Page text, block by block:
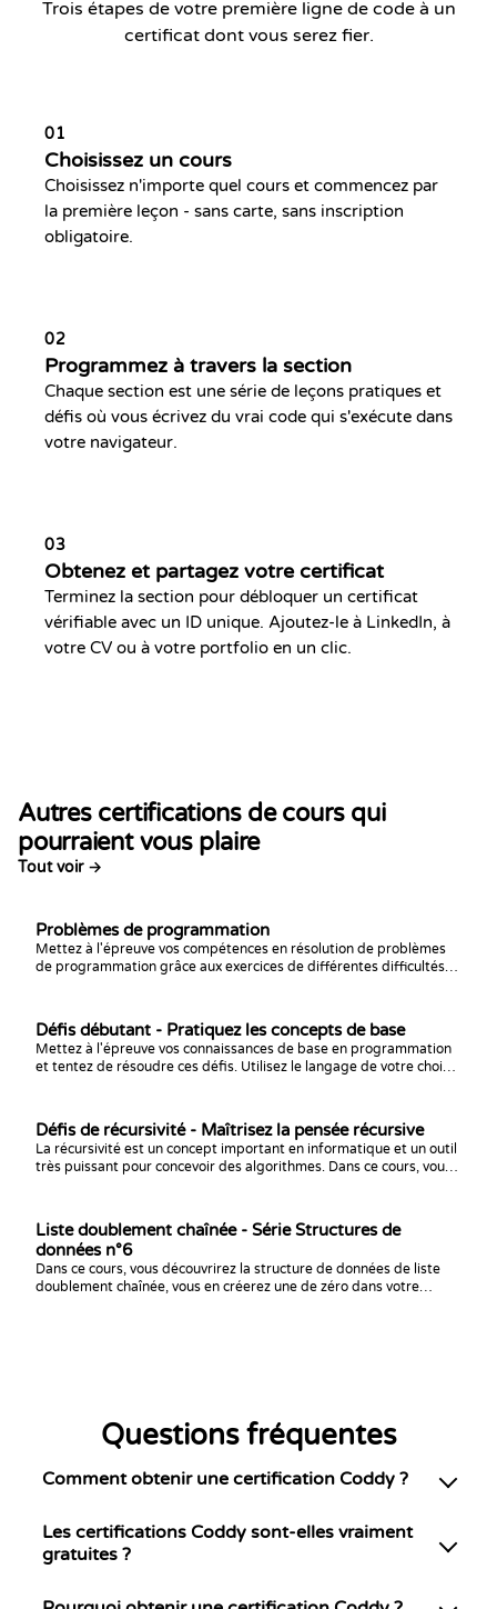
Trois étapes de votre première ligne de code à un
certificat dont vous serez fier.
01
Choisissez un cours
Choisissez n'importe quel cours et commencez par
la première leçon - sans carte, sans inscription
obligatoire.
02
Programmez à travers la section
Chaque section est une série de leçons pratiques et
défis où vous écrivez du vrai code qui s'exécute dans
votre navigateur.
03
Obtenez et partagez votre certificat
Terminez la section pour débloquer un certificat
vérifiable avec un ID unique. Ajoutez-le à LinkedIn, à
votre CV ou à votre portfolio en un clic.
Autres certifications de cours qui
pourraient vous plaire
Tout voir →
Problèmes de programmation
Mettez à l'épreuve vos compétences en résolution de problèmes
de programmation grâce aux exercices de différentes difficultés
programmation.
Défis débutant - Pratiquez les concepts de base
Mettez à l'épreuve vos connaissances de base en programmation
et tentez de résoudre ces défis. Utilisez le langage de votre choix,
Défis de récursivité - Maîtrisez la pensée récursive
La récursivité est un concept important en informatique et un outil
très puissant pour concevoir des algorithmes. Dans ce cours, vous
Liste doublement chaînée - Série Structures de
données n°6
Dans ce cours, vous découvrirez la structure de données de liste
doublement chaînée, vous en créerez une de zéro dans votre
Questions fréquentes
Comment obtenir une certification Coddy ?
Les certifications Coddy sont-elles vraiment
gratuites ?